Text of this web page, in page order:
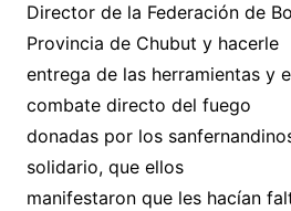
Director de la Federación de
Provincia de Chubut y hacerle
entrega de las herramientas y
combate directo del fuego
donadas por los
solidario, que ellos
manifestaron que les hacían